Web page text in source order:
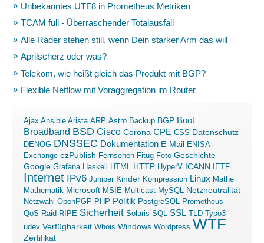
Unbekanntes UTF8 in Prometheus Metriken
TCAM full - Überraschender Totalausfall
Alle Räder stehen still, wenn Dein starker Arm das will
Aprilscherz oder was?
Telekom, wie heißt gleich das Produkt mit BGP?
Flexible Netflow mit Voraggregation im Router
Ajax Ansible Arista ARP Astro Backup BGP Boot
Broadband BSD Cisco Corona CPE CSS Datenschutz
DENOG DNSSEC Dokumentation E-Mail ENISA
Exchange ezPublish Fernsehen Fitug Foto Geschichte
Google Grafana Haskell HTML HTTP HyperV ICANN IETF
Internet IPv6 Juniper Kinder Kompression Linux Mathe
Mathematik Microsoft MSIE Multicast MySQL Netzneutralität
Netzwahl OpenPGP PHP Politik PostgreSQL Prometheus
QoS Raid RIPE Sicherheit Solaris SQL SSL TLD Typo3
udev Verfügbarkeit Whois Windows Wordpress WTF
Zertifikat